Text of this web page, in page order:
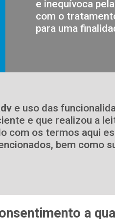
e inequívoca
com o
para uma
e uso das
e que realizou a
com os termos aqui
bem como
a